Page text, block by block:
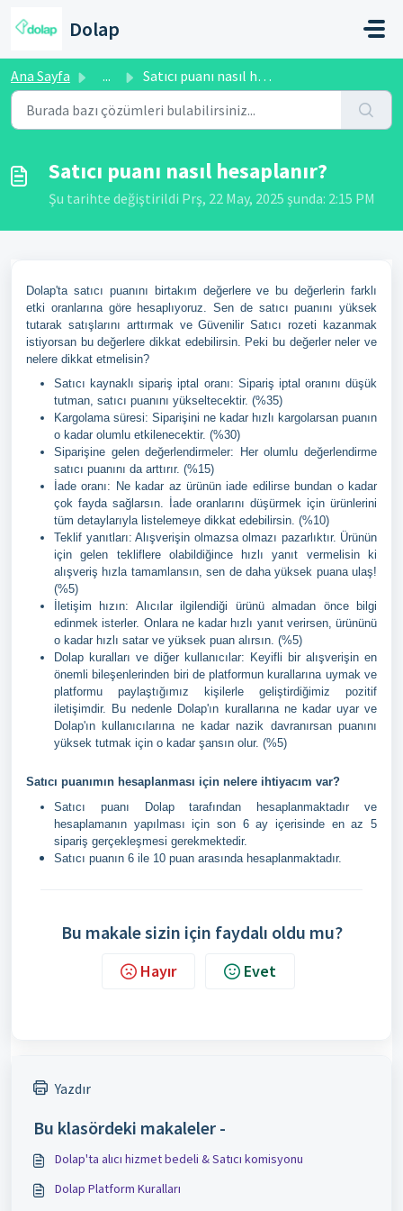
Dolap
Ana Sayfa ... Satıcı puanı nasıl hesaplanır?
Satıcı puanı nasıl hesaplanır?
Şu tarihte değiştirildi Prş, 22 May, 2025 şunda: 2:15 PM
Dolap'ta satıcı puanını birtakım değerlere ve bu değerlerin farklı
etki oranlarına göre hesaplıyoruz. Sen de satıcı puanını yüksek
tutarak satışlarını arttırmak ve Güvenilir Satıcı rozeti kazanmak
istiyorsan bu değerlere dikkat edebilirsin. Peki bu değerler neler ve
nelere dikkat etmelisin?
Satıcı kaynaklı sipariş iptal oranı: Sipariş iptal oranını düşük
tutman, satıcı puanını yükseltecektir. (%35)
Kargolama süresi: Siparişini ne kadar hızlı kargolarsan puanın
o kadar olumlu etkilenecektir. (%30)
Siparişine gelen değerlendirmeler: Her olumlu değerlendirme
satıcı puanını da arttırır. (%15)
İade oranı: Ne kadar az ürünün iade edilirse bundan o kadar
çok fayda sağlarsın. İade oranlarını düşürmek için ürünlerini
tüm detaylarıyla listelemeye dikkat edebilirsin. (%10)
Teklif yanıtları: Alışverişin olmazsa olmazı pazarlıktır. Ürünün
için gelen tekliflere olabildiğince hızlı yanıt vermelisin ki
alışveriş hızla tamamlansın, sen de daha yüksek puana ulaş!
(%5)
İletişim hızın: Alıcılar ilgilendiği ürünü almadan önce bilgi
edinmek isterler. Onlara ne kadar hızlı yanıt verirsen, ürününü
o kadar hızlı satar ve yüksek puan alırsın. (%5)
Dolap kuralları ve diğer kullanıcılar: Keyifli bir alışverişin en
önemli bileşenlerinden biri de platformun kurallarına uymak ve
platformu paylaştığımız kişilerle geliştirdiğimiz pozitif
iletişimdir. Bu nedenle Dolap'ın kurallarına ne kadar uyar ve
Dolap'ın kullanıcılarına ne kadar nazik davranırsan puanını
yüksek tutmak için o kadar şansın olur. (%5)
Satıcı puanımın hesaplanması için nelere ihtiyacım var?
Satıcı puanı Dolap tarafından hesaplanmaktadır ve
hesaplamanın yapılması için son 6 ay içerisinde en az 5
sipariş gerçekleşmesi gerekmektedir.
Satıcı puanın 6 ile 10 puan arasında hesaplanmaktadır.
Bu makale sizin için faydalı oldu mu?
Hayır Evet
Yazdır
Bu klasördeki makaleler -
Dolap'ta alıcı hizmet bedeli & Satıcı komisyonu
Dolap Platform Kuralları